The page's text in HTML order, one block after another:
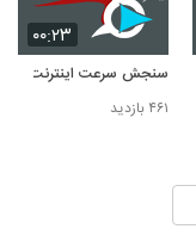
۰۰:۲۳
سنجش سرعت اینترنت
۴۶۱ بازدید